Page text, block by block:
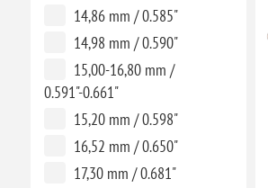
14,86 mm / 0.585"
14,98 mm / 0.590"
15,00-16,80 mm /
0.591"-0.661"
15,20 mm / 0.598"
16,52 mm / 0.650"
17,30 mm / 0.681"